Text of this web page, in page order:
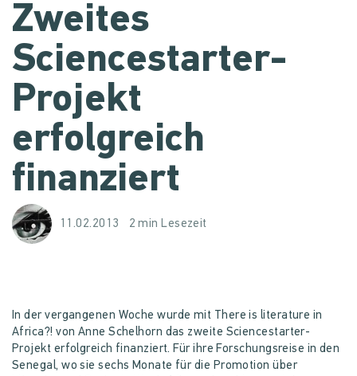
Zweites
Sciencestarter-
Projekt
erfolgreich
finanziert
11.02.2013 2 min Lesezeit
In der vergangenen Woche wurde mit There is literature in
Africa?! von Anne Schelhorn das zweite Sciencestarter-
Projekt erfolgreich finanziert. Für ihre Forschungsreise in den
Senegal, wo sie sechs Monate für die Promotion über